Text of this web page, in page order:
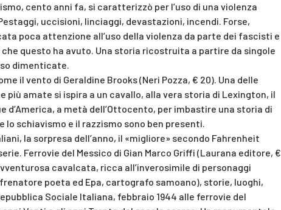
cento anni fa, si caratterizzò per l’uso di una violenza
uccisioni, linciaggi, devastazioni, incendi. Forse,
poca attenzione all’uso della violenza da parte dei fascisti e
questo ha avuto. Una storia ricostruita a partire da singole
dimenticate.
il vento di Geraldine Brooks (Neri Pozza, € 20). Una delle
amate si ispira a un cavallo, alla vera storia di Lexington, il
d’America, a metà dell’Ottocento, per imbastire una storia di
lo schiavismo e il razzismo sono ben presenti.
la sorpresa dell’anno, il «migliore» secondo Fahrenheit
Ferrovie del Messico di Gian Marco Griffi (Laurana editore, €
cavalcata, ricca all’inverosimile di personaggi
poeta ed Epa, cartografo samoano), storie, luoghi,
Sociale Italiana, febbraio 1944 alle ferrovie del